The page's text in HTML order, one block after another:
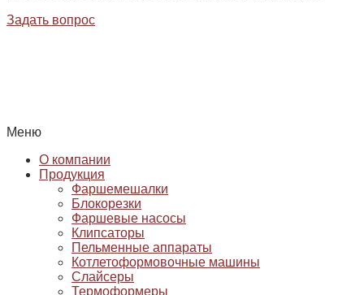
Задать вопрос
Меню
О компании
Продукция
Фаршемешалки
Блокорезки
Фаршевые насосы
Клипсаторы
Пельменные аппараты
Котлетоформовочные машины
Слайсеры
Термоформеры